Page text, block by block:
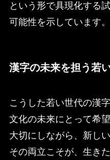
という形で具現化する
可能性を示しています。
漢字の未来を担う若
こうした若い世代の漢
文化の未来にとって希
大切にしながら、新し
その両立こそが、生き